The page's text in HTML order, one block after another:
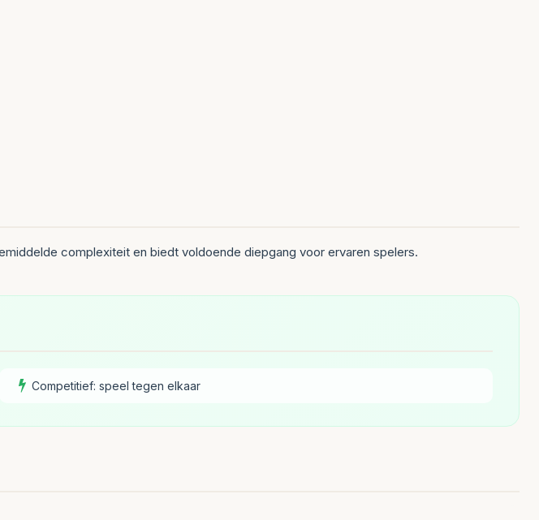
complexiteit en biedt voldoende diepgang voor ervaren spelers.
Competitief: speel tegen elkaar